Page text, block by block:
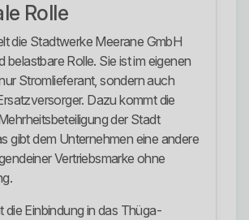
Rolle
die Stadtwerke Meerane GmbH
belastbare Rolle. Sie ist im eigenen
Stromlieferant, sondern auch
Dazu kommt die
der Stadt
gibt dem Unternehmen eine andere
Vertriebsmarke ohne
die Einbindung in das Thüga-